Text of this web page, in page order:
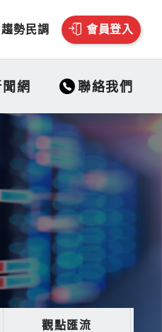
趨勢民調 會員登入
網 聯絡我們
觀點匯流